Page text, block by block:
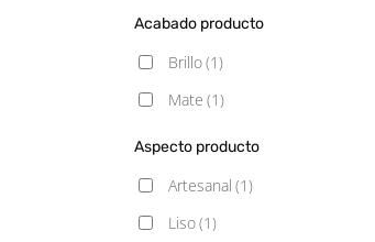
Acabado producto
Brillo(1)
Mate (1)
Aspecto producto
Artesanal (1)
Liso(1)